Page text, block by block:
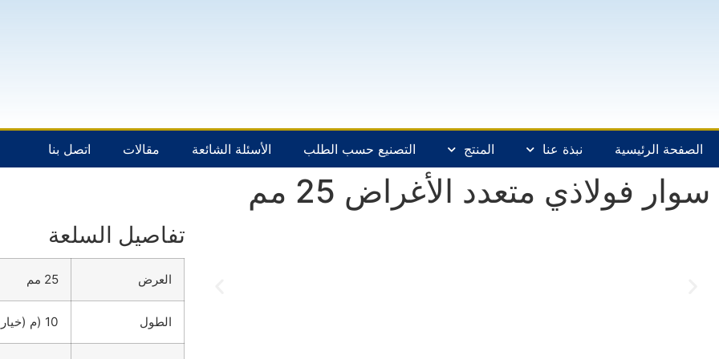
الصفحة الرئيسية نبذة عنا المنتج التصنيع حسب الطلب الأسئلة الشائعة مقالات اتصل بنا
سوار فولاذي متعدد الأغراض 25 مم
تفاصيل السلعة
العرض 25 مم
الطول 10 (م (خيارات قابلة للتخصيص متاحة